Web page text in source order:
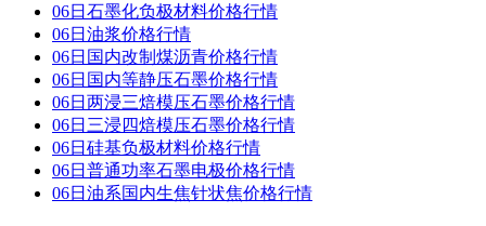
06日石墨化负极材料价格行情
06日油浆价格行情
06日国内改制煤沥青价格行情
06日国内 等静压石墨价格行情
06日两浸三焙模压石墨价格行情
06日三浸四焙模压石墨价格行情
06日硅基负极材料价格行情
06日普通功率石墨电极价格行情
06日油系国内生焦针状焦价格行情